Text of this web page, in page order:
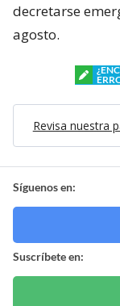
decretarse
agosto.
Revisa nuestra
Síguenos en:
Suscríbete en: